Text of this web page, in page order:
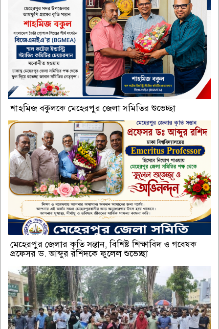
শাহমিজ বকুলকে মেহেরপুর জেলা সমিতির শুভেচ্ছা
মেহেরপুর জেলার কৃতি সন্তান, বিশিষ্ট শিক্ষাবিদ ও গবেষক
প্রফেসর ড. আব্দুর রশিদকে ফুলেল শুভেচ্ছা